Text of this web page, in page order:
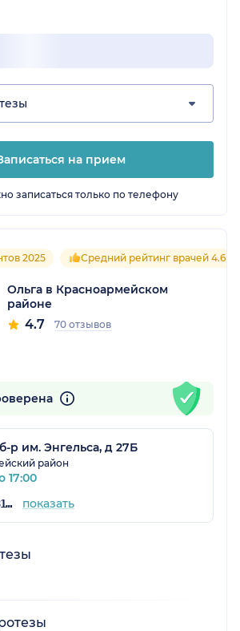
на прием
записаться только по телефону
2025 Средний рейтинг врачей 4.6
Ольга в Красноармейском
районе
4.7 70 отзывов
р им. Энгельса, д 27Б
район
17:00
+7 (844) 261-31-28 показать